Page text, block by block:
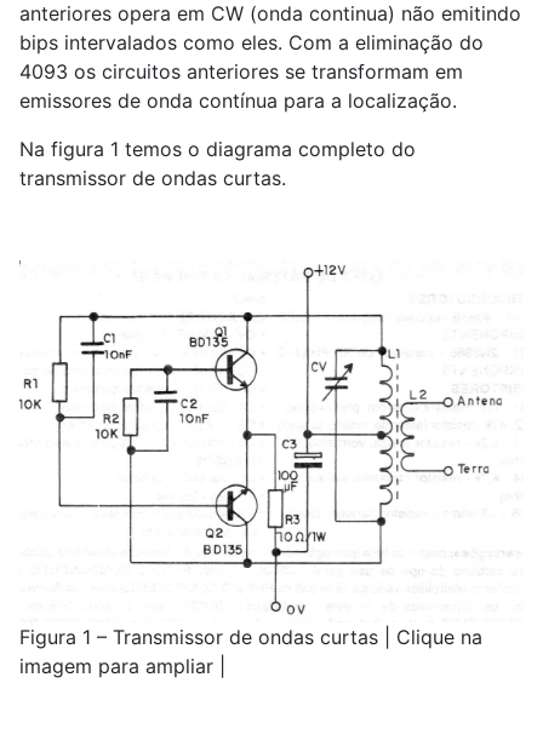
anteriores opera em CW (onda continua) não emitindo
bips intervalados como eles. Com a eliminação do
4093 os circuitos anteriores se transformam em
emissores de onda contínua para a localização.
Na figura 1 temos o diagrama completo do
transmissor de ondas curtas.
Figura 1 – Transmissor de ondas curtas | Clique na
imagem para ampliar |